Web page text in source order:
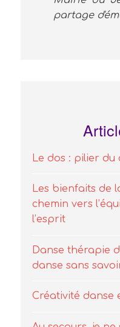
partage
Le dos : pilier
Les bienfaits de
chemin vers
l’esprit
Danse thérapie
danse sans
Créativité danse